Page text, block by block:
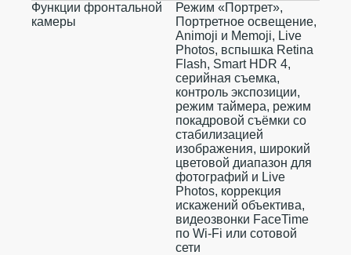
Функции фронтальной
камеры
Режим «Портрет»,
Портретное освещение,
Animoji и Memoji, Live
Photos, вспышка Retina
Flash, Smart HDR 4,
серийная съемка,
контроль экспозиции,
режим таймера, режим
покадровой съёмки со
стабилизацией
изображения, широкий
цветовой диапазон для
фотографий и Live
Photos, коррекция
искажений объектива,
видеозвонки FaceTime
по Wi‑Fi или сотовой
сети